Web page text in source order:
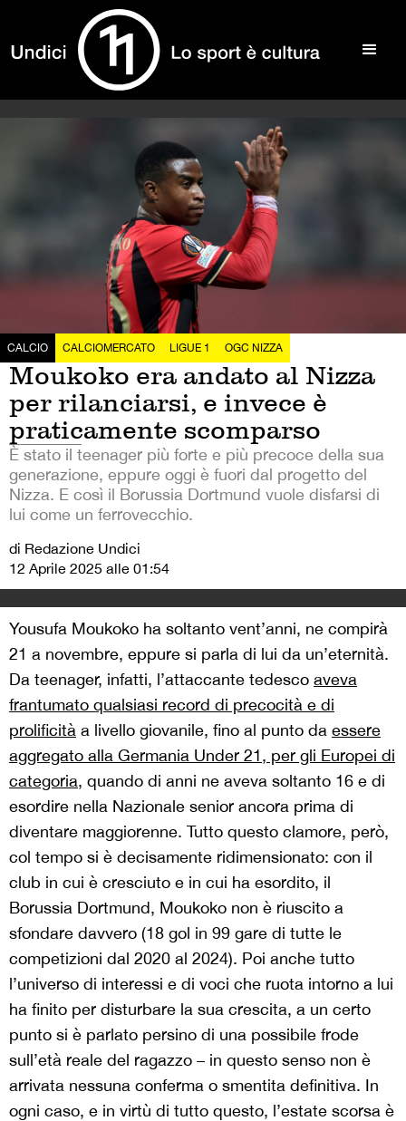
CALCIO CALCIOMERCATO LIGUE 1 OGC NIZZA
Moukoko era andato al Nizza
per rilanciarsi, e invece è
praticamente scomparso
È stato il teenager più forte e più precoce della sua
generazione, eppure oggi è fuori dal progetto del
Nizza. E così il Borussia Dortmund vuole disfarsi di
lui come un ferrovecchio.
di Redazione Undici
12 Aprile 2025 alle 01:54
Yousufa Moukoko ha soltanto vent’anni, ne compirà
21 a novembre, eppure si parla di lui da un’eternità.
Da teenager, infatti, l’attaccante tedesco aveva
frantumato qualsiasi record di precocità e di
prolificità a livello giovanile, fino al punto da essere
aggregato alla Germania Under 21, per gli Europei di
categoria, quando di anni ne aveva soltanto 16 e di
esordire nella Nazionale senior ancora prima di
diventare maggiorenne. Tutto questo clamore, però,
col tempo si è decisamente ridimensionato: con il
club in cui è cresciuto e in cui ha esordito, il
Borussia Dortmund, Moukoko non è riuscito a
sfondare davvero (18 gol in 99 gare di tutte le
competizioni dal 2020 al 2024). Poi anche tutto
l’universo di interessi e di voci che ruota intorno a lui
ha finito per disturbare la sua crescita, a un certo
punto si è parlato persino di una possibile frode
sull’età reale del ragazzo – in questo senso non è
arrivata nessuna conferma o smentita definitiva. In
ogni caso, e in virtù di tutto questo, l’estate scorsa è